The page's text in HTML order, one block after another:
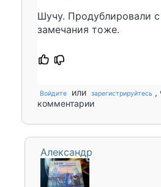
Шучу. Продублировали
замечания тоже.
Войдите или зарегистрируйтесь ,
комментарии
Александр